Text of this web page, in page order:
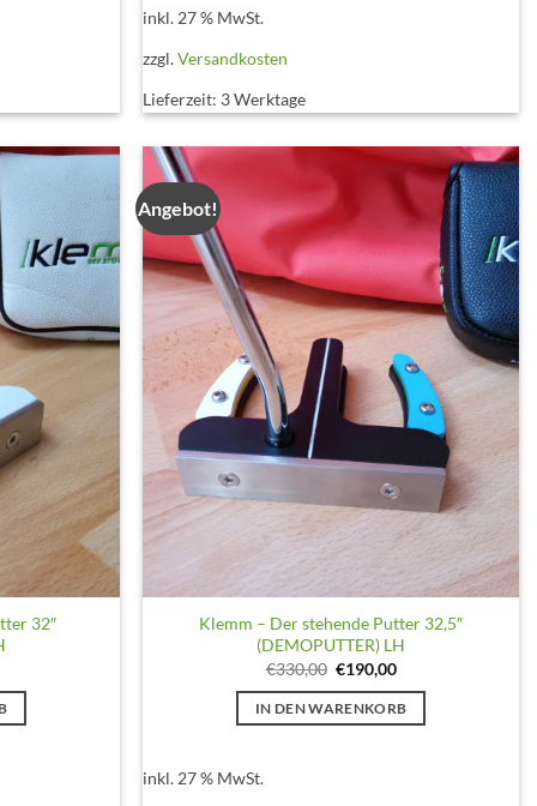
inkl. 27 % MwSt.
zzgl.Versandkosten
Lieferzeit: 3 Werktage
32″
Angebot!
Klemm – Der stehende Putter 32,5″
(DEMOPUTTER) LH
€330,00 Ursprünglicher
war:
€330,00
€190,00Aktueller
ist:
€190,00.
IN DEN WARENKORB
inkl. 27 % MwSt.